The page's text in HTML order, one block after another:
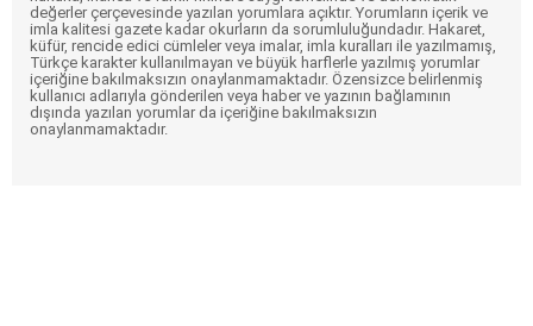
değerler çerçevesinde yazılan yorumlara açıktır. Yorumların içerik ve
imla kalitesi gazete kadar okurların da sorumluluğundadır. Hakaret,
küfür, rencide edici cümleler veya imalar, imla kuralları ile yazılmamış,
Türkçe karakter kullanılmayan ve büyük harflerle yazılmış yorumlar
içeriğine bakılmaksızın onaylanmamaktadır. Özensizce belirlenmiş
kullanıcı adlarıyla gönderilen veya haber ve yazının bağlamının
dışında yazılan yorumlar da içeriğine bakılmaksızın
onaylanmamaktadır.